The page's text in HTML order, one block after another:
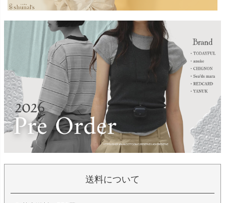
送料について